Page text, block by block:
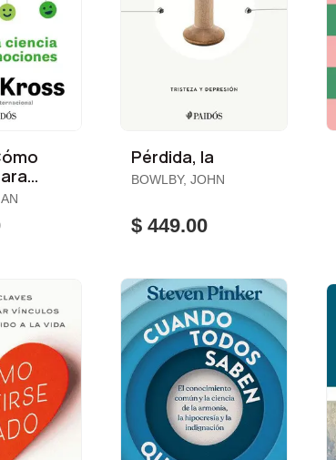
Pérdida, la
BOWLBY, JOHN
$ 449.00